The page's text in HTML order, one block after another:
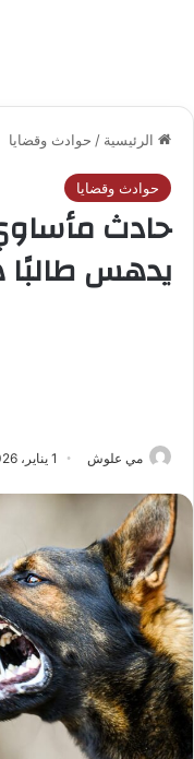
الرئيسية / حوادث وقضايا
حوادث وقضايا
حادث
يدهس طالبًا
مي علوش 1 يناير، 2026